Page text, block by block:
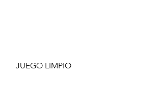
JUEGO LIMPIO